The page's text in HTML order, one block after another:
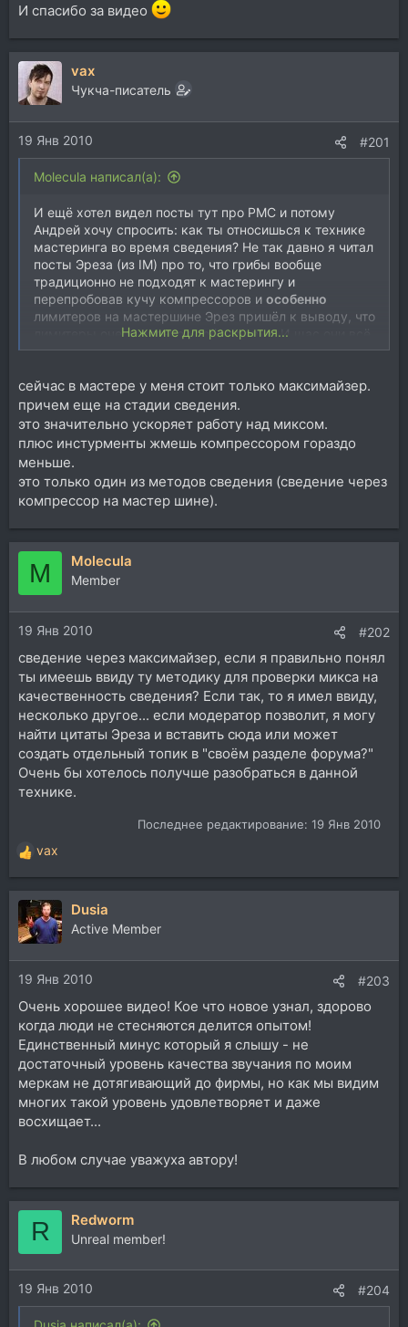
И спасибо за видео
vax
Чукча-писатель
19 Янв 2010 #201
Molecula написал(а):
И ещё хотел видел посты тут про РМС и потому
Андрей хочу спросить: как ты относишься к технике
мастеринга во время сведения? Не так давно я читал
посты Эреза (из IM) про то, что грибы вообще
традиционно не подходят к мастерингу и
перепробовав кучу компрессоров и особенно
лимитеров на мастершине Эрез пришёл к выводу, что
лимитеры очень сильно корёжат звук. И щас они всё
жмут по-дорожечно, так что бы на выходе
Хотелось бы твоего мнения. Мнение других
участников также приветствуется. Спасибо.
И спасибо за видео
Нажмите для раскрытия...
сейчас в мастере у меня стоит только максимайзер.
причем еще на стадии сведения.
это значительно ускоряет работу над миксом.
плюс инстурменты жмешь компрессором гораздо
меньше.
это только один из методов сведения (сведение через
компрессор на мастер шине).
M Molecula
Member
19 Янв 2010 #202
сведение через максимайзер, если я правильно понял
ты имеешь ввиду ту методику для проверки микса на
качественность сведения? Если так, то я имел ввиду,
несколько другое... если модератор позволит, я могу
найти цитаты Эреза и вставить сюда или может
создать отдельный топик в "своём разделе форума?"
Очень бы хотелось получше разобраться в данной
технике.
Последнее редактирование: 19 Янв 2010
Р
е
а
к
ц
и
и
:
vax
Dusia
Active Member
19 Янв 2010 #203
Очень хорошее видео! Кое что новое узнал, здорово
когда люди не стесняются делится опытом!
Единственный минус который я слышу - не
достаточный уровень качества звучания по моим
меркам не дотягивающий до фирмы, но как мы видим
многих такой уровень удовлетворяет и даже
восхищает...
В любом случае уважуха автору!
R Redworm
Unreal member!
19 Янв 2010 #204